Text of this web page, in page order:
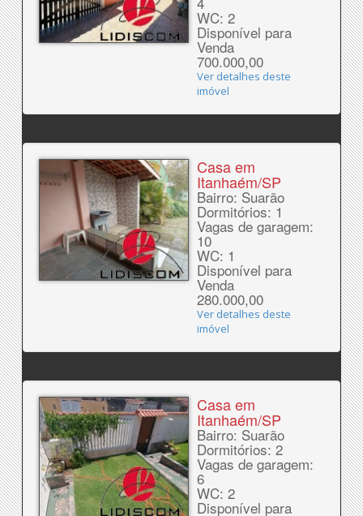
WC: 2
Disponível para
Venda
700.000,00
Ver detalhes deste
imóvel
Casa em
Itanhaém/SP
Bairro: Suarão
Dormitórios: 1
Vagas de garagem:
10
WC: 1
Disponível para
Venda
280.000,00
Ver detalhes deste
imóvel
Casa em
Itanhaém/SP
Bairro: Suarão
Dormitórios: 2
Vagas de garagem:
6
WC: 2
Disponível para